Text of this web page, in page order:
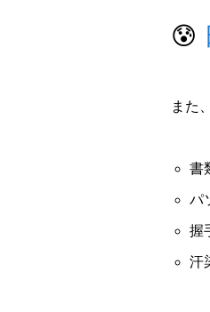
😰
また
書
パ
握
汗